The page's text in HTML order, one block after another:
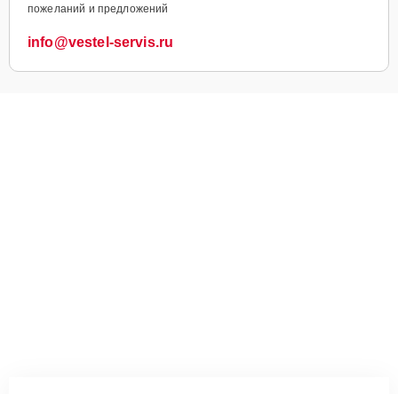
пожеланий и предложений
info@vestel-servis.ru